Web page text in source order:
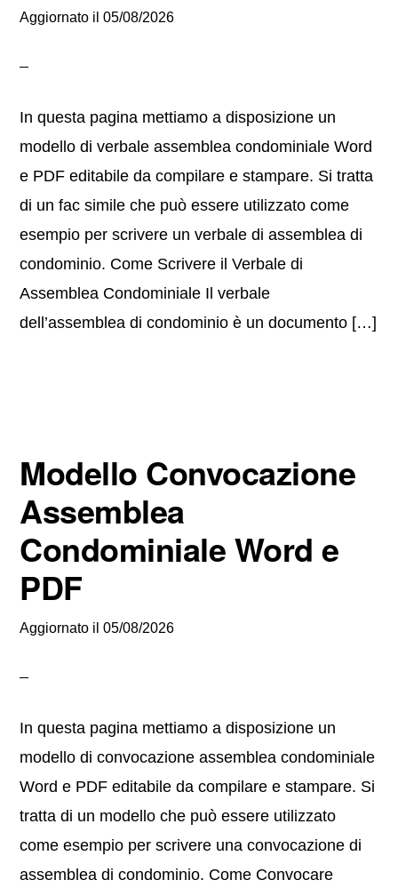
Aggiornato il05/08/2026
In questa pagina mettiamo a disposizione un
modello di verbale assemblea condominiale Word
e PDF editabile da compilare e stampare. Si tratta
di un fac simile che può essere utilizzato come
esempio per scrivere un verbale di assemblea di
condominio. Come Scrivere il Verbale di
Assemblea Condominiale Il verbale
dell’assemblea di condominio è un documento […]
Modello Convocazione
Assemblea
Condominiale Word e
PDF
Aggiornato il05/08/2026
In questa pagina mettiamo a disposizione un
modello di convocazione assemblea condominiale
Word e PDF editabile da compilare e stampare. Si
tratta di un modello che può essere utilizzato
come esempio per scrivere una convocazione di
assemblea di condominio. Come Convocare